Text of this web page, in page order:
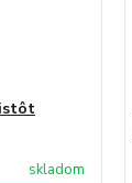
skladom